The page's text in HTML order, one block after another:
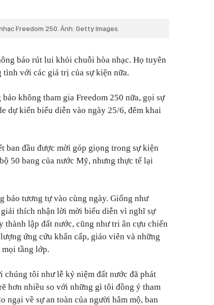
Freedom 250. Ảnh: Getty Images.
báo rút lui khỏi chuỗi hòa nhạc. Họ tuyên
với các giá trị của sự kiện nữa.
không tham gia Freedom 250 nữa, gọi sự
dự kiến biểu diễn vào ngày 25/6, đêm khai
ban đầu được mời góp giọng trong sự kiện
50 bang của nước Mỹ, nhưng thực tế lại
báo tương tự vào cùng ngày. Giống như
thích nhận lời mời biểu diễn vì nghĩ sự
lập đất nước, cũng như tri ân cựu chiến
ứng cứu khẩn cấp, giáo viên và những
tầng lớp.
tôi như lễ kỷ niệm đất nước đã phát
hơn nhiều so với những gì tôi đồng ý tham
ngại về sự an toàn của người hâm mộ, ban